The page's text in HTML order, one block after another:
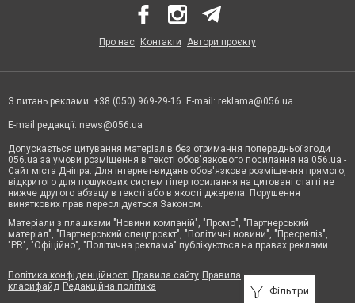
Фільтри
Про нас Контакти Автори проєкту
З питань реклами: +38 (050) 969-29-16. E-mail: reklama@056.ua
E-mail редакції: news@056.ua
Допускається цитування матеріалів без отримання попередньої згоди
056.ua за умови розміщення в тексті обов'язкового посилання на 056.ua -
Сайт міста Дніпра. Для інтернет-видань обов'язкове розміщення прямого,
відкритого для пошукових систем гіперпосилання на цитовані статті не
нижче другого абзацу в тексті або в якості джерела. Порушення
виняткових прав переслідується Законом.
Матеріали з плашками "Новини компаній", "Промо", "Партнерський
матеріал", "Партнерський спецпроєкт", "Політичні новини", "Пресреліз",
"PR", "Офіційно", "Політична реклама" публікуються на правах реклами.
Політика конфіденційності Правила сайту Правила
класифайд Редакційна політика